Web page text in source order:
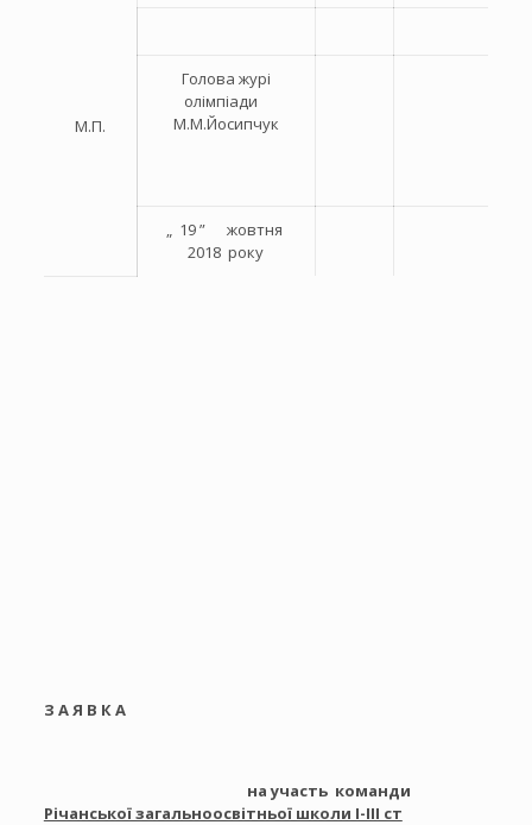
М.П.
Голова журі
олімпіади
М.М.Йосипчук
„ 19 ” жовтня
2018 року
З А Я В К А
на участь команди
Річанської загальноосвітньої школи І-ІІІ ст